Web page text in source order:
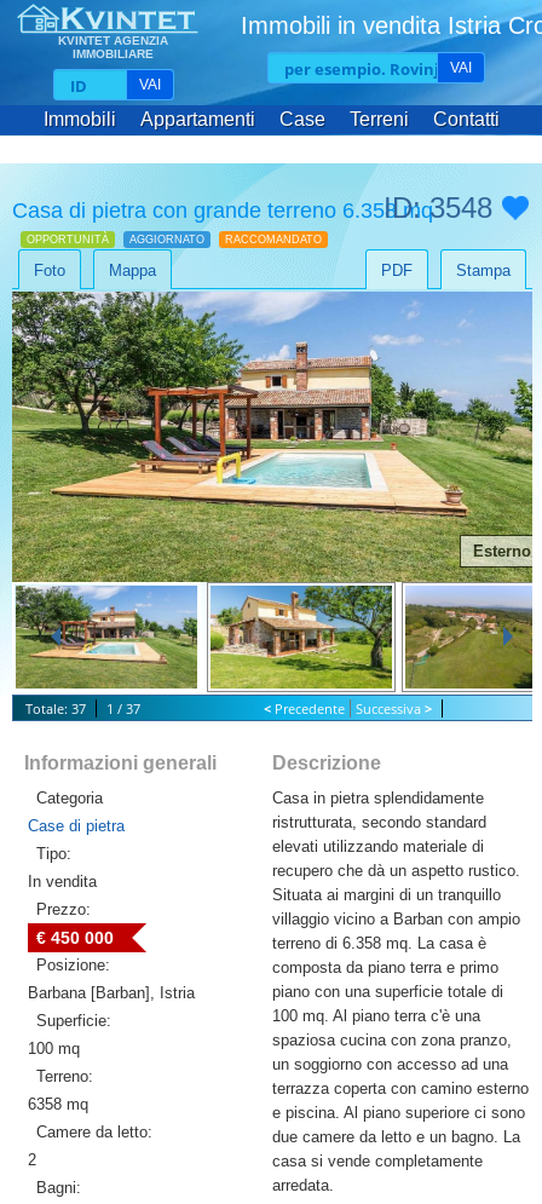
KVINTET AGENZIA
IMMOBILIARE
Immobili in vendita Istria
VAI
VAI
Immobili Appartamenti Case Terreni Contatti
Casa di pietra con grande terreno 6.358 mq
OPPORTUNITÀ AGGIORNATO RACCOMANDATO
ID: 3548
Foto Mappa Stampa
PDF
Esterno
Totale: 37 1 / 37 < Precedente Successiva >
Start Slideshow
Informazioni generali
Categoria
Case di pietra
Tipo:
In vendita
Prezzo:
€ 450 000
Posizione:
Barbana [Barban], Istria
Superficie:
100 mq
Terreno:
6358 mq
Camere da letto:
2
Bagni:
Descrizione
Casa in pietra splendidamente
ristrutturata, secondo standard
elevati utilizzando materiale di
recupero che dà un aspetto rustico.
Situata ai margini di un tranquillo
villaggio vicino a Barban con ampio
terreno di 6.358 mq. La casa è
composta da piano terra e primo
piano con una superficie totale di
100 mq. Al piano terra c'è una
spaziosa cucina con zona pranzo,
un soggiorno con accesso ad una
terrazza coperta con camino esterno
e piscina. Al piano superiore ci sono
due camere da letto e un bagno. La
casa si vende completamente
arredata.